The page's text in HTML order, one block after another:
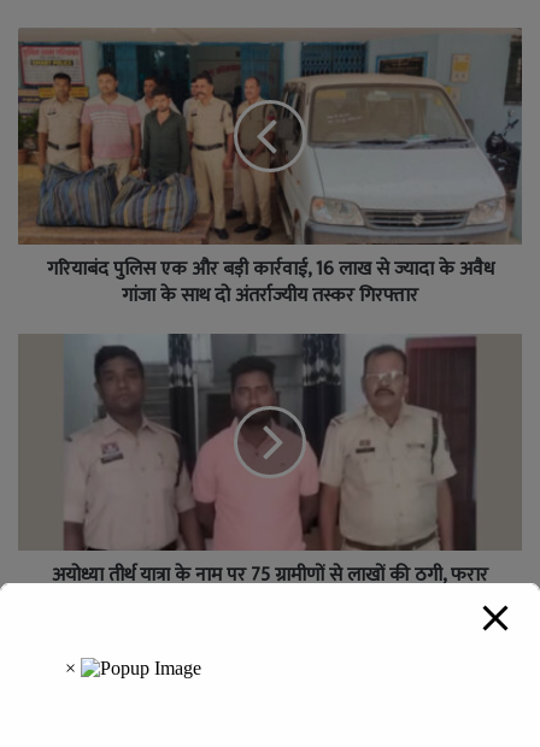
गरियाबंद पुलिस एक और बड़ी कार्रवाई, 16 लाख से ज्यादा के अवैध
गांजा के साथ दो अंतर्राज्यीय तस्कर गिरफ्तार
अयोध्या तीर्थ यात्रा के नाम पर 75 ग्रामीणों से लाखों की ठगी, फरार
Leave a Reply